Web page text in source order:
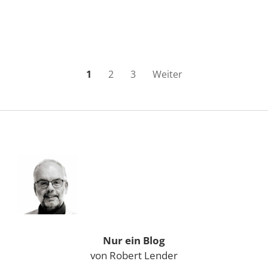
Seitennummerierung
1 2 3 Weiter
Sidebar
Nur ein Blog
von Robert Lender